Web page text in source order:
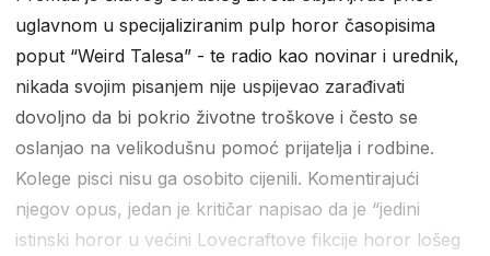
uglavnom u specijaliziranim pulp horor časopisima
poput “Weird Talesa” - te radio kao novinar i urednik,
nikada svojim pisanjem nije uspijevao zarađivati
dovoljno da bi pokrio životne troškove i često se
oslanjao na velikodušnu pomoć prijatelja i rodbine.
Kolege pisci nisu ga osobito cijenili. Komentirajući
njegov opus, jedan je kritičar napisao da je “jedini
istinski horor u većini Lovecraftove fikcije horor lošeg